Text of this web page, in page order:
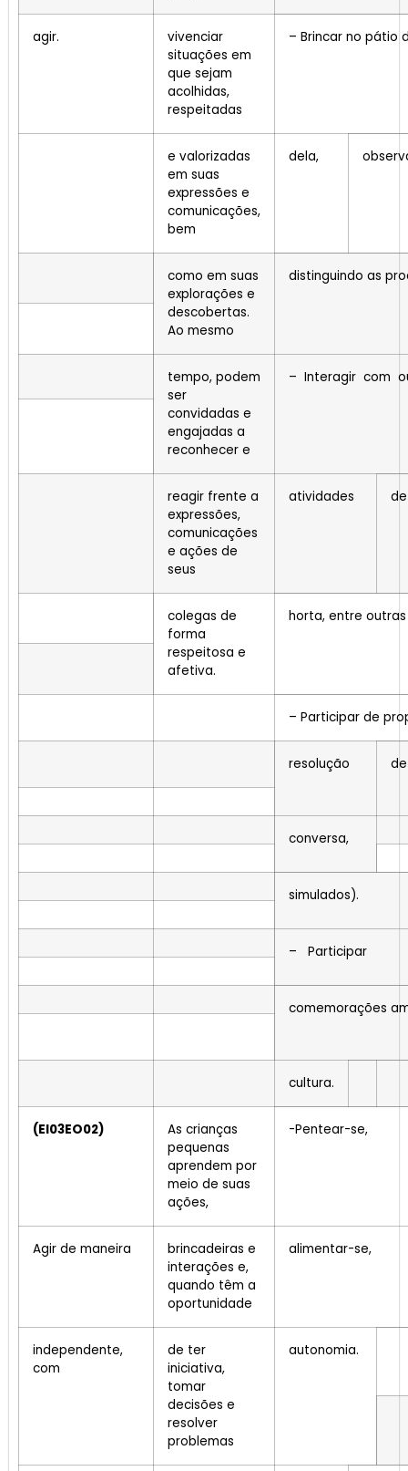
agir.
vivenciar
situações em
que sejam
acolhidas,
respeitadas
– Brincar no pátio
e valorizadas
em suas
expressões e
comunicações,
bem
dela,
como em suas
explorações e
descobertas.
Ao mesmo
distinguindo as
tempo, podem
ser
convidadas e
engajadas a
reconhecer e
– Interagir com
reagir frente a
expressões,
comunicações
e ações de
seus
atividades de
colegas de
forma
respeitosa e
afetiva.
horta, entre
– Participar de
resolução de
conversa,
simulados).
– Participar
comemorações
cultura.
(EI03EO02)
As crianças
pequenas
aprendem por
meio de suas
ações,
-Pentear-se,
Agir de maneira
brincadeiras e
interações e,
quando têm a
oportunidade
alimentar-se,
independente,
com
de ter
iniciativa,
tomar
decisões e
resolver
problemas
autonomia.